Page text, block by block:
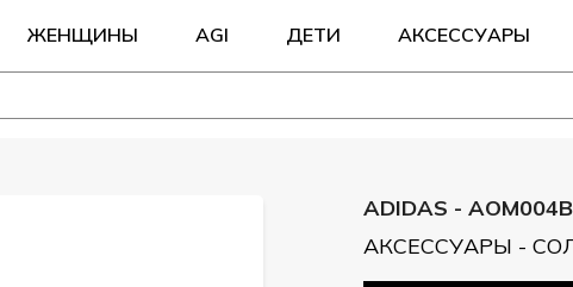
ЖЕНЩИНЫ AGI ДЕТИ АКСЕССУАРЫ
ADIDAS -
АКСЕССУАРЫ -